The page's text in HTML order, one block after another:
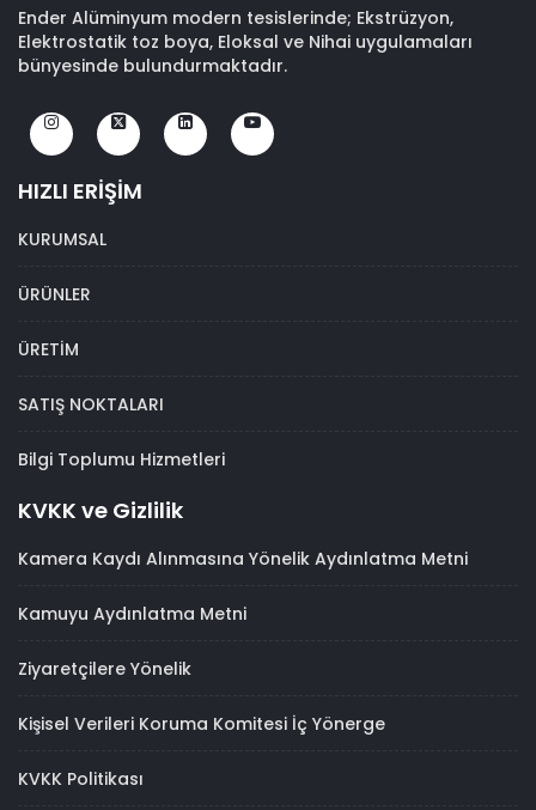
Ender Alüminyum modern tesislerinde; Ekstrüzyon,
Elektrostatik toz boya, Eloksal ve Nihai uygulamaları
bünyesinde bulundurmaktadır.
HIZLI ERİŞİM
KURUMSAL
ÜRÜNLER
ÜRETİM
SATIŞ NOKTALARI
Bilgi Toplumu Hizmetleri
KVKK ve Gizlilik
Kamera Kaydı Alınmasına Yönelik Aydınlatma Metni
Kamuyu Aydınlatma Metni
Ziyaretçilere Yönelik
Kişisel Verileri Koruma Komitesi İç Yönerge
KVKK Politikası